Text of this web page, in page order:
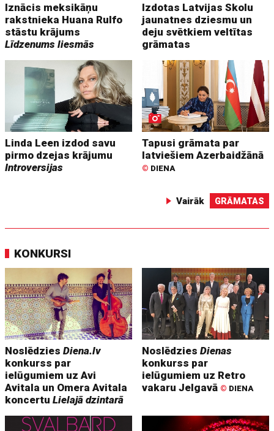
Iznācis meksikāņu
rakstnieka Huana Rulfo
stāstu krājums
Līdzenums liesmās
Izdotas Latvijas Skolu
jaunatnes dziesmu un
deju svētkiem veltītas
grāmatas
Linda Leen izdod savu
pirmo dzejas krājumu
Introversijas
Tapusi grāmata par
latviešiem Azerbaidžānā
© DIENA
Vairāk GRĀMATAS
KONKURSI
NoslēdziesDiena.lv
konkurss par
ielūgumiem uz Avi
Avitala un Omera Avitala
koncertuLielajā dzintarā
NoslēdziesDienas
konkurss par
ielūgumiem uz Retro
vakaru Jelgavā © DIENA